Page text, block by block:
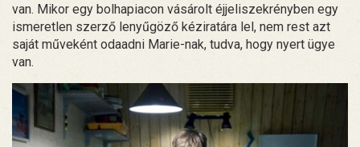
van. Mikor egy bolhapiacon vásárolt éjjeliszekrényben egy
ismeretlen szerző lenyűgöző kéziratára lel, nem rest azt
saját műveként odaadni Marie-nak, tudva, hogy nyert ügye
van.